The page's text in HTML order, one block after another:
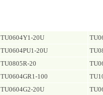
TU0604Y1-20U
TU0604PU1-20U
TU0805R-20
TU0604GR1-100
TU0604G2-20U